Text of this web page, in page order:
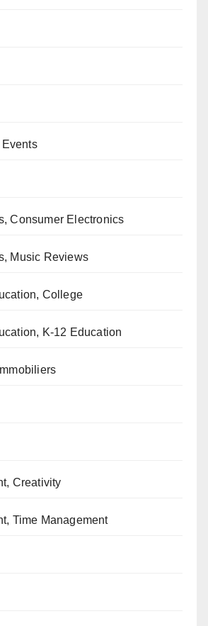
Consumer Electronics
Music Reviews
College
K-12 Education
Creativity
Time Management